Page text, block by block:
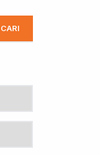
CARI